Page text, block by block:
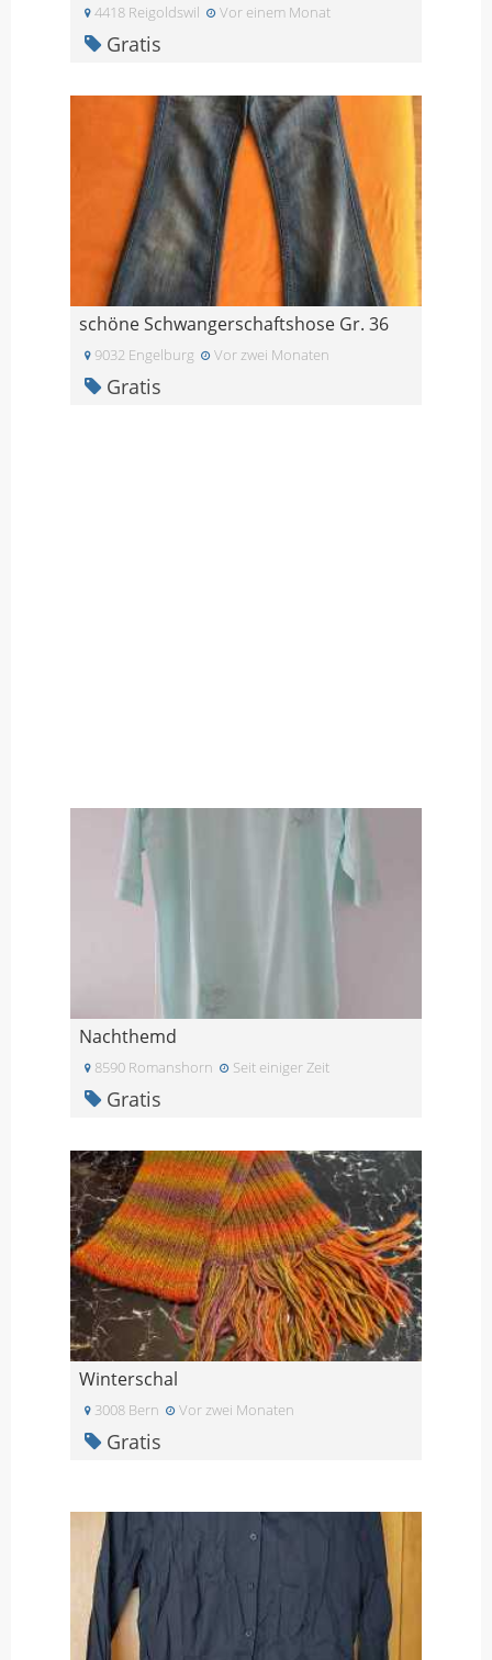
4418 Reigoldswil Vor einem Monat
Gratis
schöne Schwangerschaftshose Gr. 36
9032 Engelburg Vor zwei Monaten
Gratis
Nachthemd
8590 Romanshorn Seit einiger Zeit
Gratis
Winterschal
3008 Bern Vor zwei Monaten
Gratis